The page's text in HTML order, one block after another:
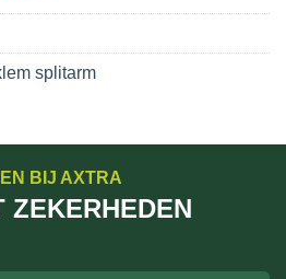
splitarm
BIJ AXTRA
ZEKERHEDEN